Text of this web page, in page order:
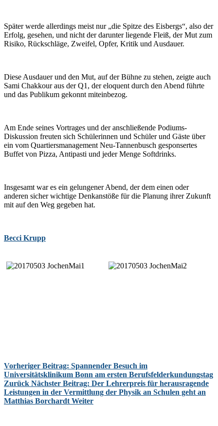
Später werde allerdings meist nur „die Spitze des Eisbergs“, also der
Erfolg, gesehen, und nicht der darunter liegende Fleiß, der Mut zum
Risiko, Rückschläge, Zweifel, Opfer, Kritik und Ausdauer.
Diese Ausdauer und den Mut, auf der Bühne zu stehen, zeigte auch
Sami Chakkour aus der Q1, der eloquent durch den Abend führte
und das Publikum gekonnt miteinbezog.
Am Ende seines Vortrages und der anschließende Podiums-
Diskussion freuten sich Schülerinnen und Schüler und Gäste über
ein vom Quartiersmanagement Neu-Tannenbusch gesponsertes
Buffet von Pizza, Antipasti und jeder Menge Softdrinks.
Insgesamt war es ein gelungener Abend, der dem einen oder
anderen sicher wichtige Denkanstöße für die Planung ihrer Zukunft
mit auf den Weg gegeben hat.
Becci Krupp
Vorheriger Beitrag: Spannender Besuch im
Universitätsklinikum Bonn am ersten Berufsfelderkundungstag
Zurück Nächster Beitrag: Der Lehrerpreis für herausragende
Leistungen in der Vermittlung der Physik an Schulen geht an
Matthias Borchardt Weiter